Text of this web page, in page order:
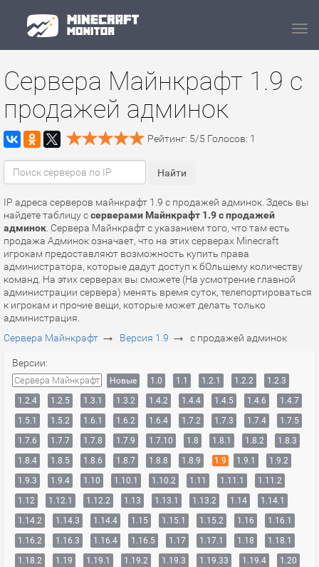
Сервера Майнкрафт 1.9 с
продажей админок
Рейтинг: 5/5 Голосов: 1
IP адреса серверов майнкрафт 1.9 с продажей админок. Здесь вы
найдете таблицу ссерверами Майнкрафт 1.9 с продажей
админок . Сервера Майнкрафт с указанием того, что там есть
продажа Админок означает, что на этих серверах Minecraft
игрокам предоставляют возможность купить права
администратора, которые дадут доступ к бОльшему количеству
команд. На этих серверах вы сможете (На усмотрение главной
администрации сервера) менять время суток, телепортироваться
к игрокам и прочие вещи, которые может делать только
администрация.
Сервера Майнкрафт → Версия 1.9 → с продажей админок
Версии:
Сервера Майнкрафт Новые 1.0 1.1 1.2.1 1.2.2
1.2.3
1.2.4
1.2.5 1.3.1 1.3.2 1.4.2 1.4.4 1.4.5 1.4.6
1.4.7
1.5.1
1.5.2 1.6.1 1.6.2 1.6.4 1.7.2 1.7.3 1.7.4
1.7.5
1.7.6
1.7.7 1.7.8 1.7.9 1.7.10 1.8 1.8.1 1.8.2
1.8.3
1.8.4
1.8.5 1.8.6 1.8.7 1.8.8 1.8.9 1.9 1.9.1
1.9.2
1.9.3
1.9.4 1.10 1.10.1 1.10.2 1.11 1.11.1
1.11.2
1.12
1.12.1 1.12.2 1.13 1.13.1 1.13.2 1.14
1.14.1
1.14.2
1.14.3 1.14.4 1.15 1.15.1 1.15.2 1.16
1.16.1
1.16.2
1.16.3 1.16.4 1.16.5 1.17 1.17.1 1.18
1.18.1
1.18.2
1.19 1.19.1 1.19.2 1.19.3 1.19.33 1.19.4
1.20